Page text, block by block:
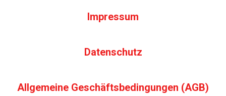
Impressum
Datenschutz
Allgemeine Geschäftsbedingungen (AGB)